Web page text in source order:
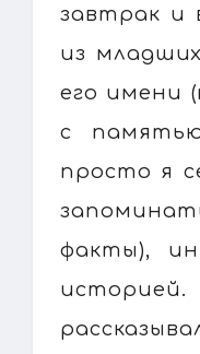
завтрак и
из
его имени
с
просто я
факты),